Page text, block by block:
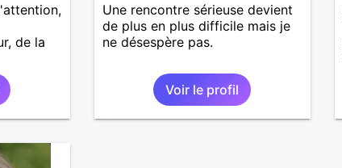
de la
Une rencontre sérieuse devient
de plus en plus difficile mais je
ne désespère pas.
Voir le profil